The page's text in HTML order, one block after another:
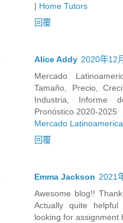
| Home Tutors
回覆
Alice Addy 2020年12
Mercado
Tamaño, Precio,
Industria, Informe
Pronóstico 2020-2025
Mercado
回覆
Emma Jackson 2021
Awesome blog!!
Actually quite
looking for assignment